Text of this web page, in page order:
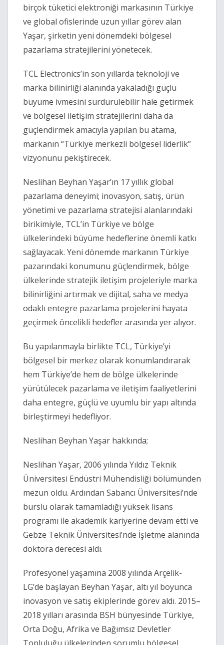
birçok tüketici elektroniği markasının Türkiye
ve global ofislerinde uzun yıllar görev alan
Yaşar, şirketin yeni dönemdeki bölgesel
pazarlama stratejilerini yönetecek.
TCL Electronics’in son yıllarda teknoloji ve
marka bilinirliği alanında yakaladığı güçlü
büyüme ivmesini sürdürülebilir hale getirmek
ve bölgesel iletişim stratejilerini daha da
güçlendirmek amacıyla yapılan bu atama,
markanın “Türkiye merkezli bölgesel liderlik”
vizyonunu pekiştirecek.
Neslihan Beyhan Yaşar’ın 17 yıllık global
pazarlama deneyimi; inovasyon, satış, ürün
yönetimi ve pazarlama stratejisi alanlarındaki
birikimiyle, TCL’in Türkiye ve bölge
ülkelerindeki büyüme hedeflerine önemli katkı
sağlayacak. Yeni dönemde markanın Türkiye
pazarındaki konumunu güçlendirmek, bölge
ülkelerinde stratejik iletişim projeleriyle marka
bilinirliğini artırmak ve dijital, saha ve medya
odaklı entegre pazarlama projelerini hayata
geçirmek öncelikli hedefler arasında yer alıyor.
Bu yapılanmayla birlikte TCL, Türkiye’yi
bölgesel bir merkez olarak konumlandırarak
hem Türkiye’de hem de bölge ülkelerinde
yürütülecek pazarlama ve iletişim faaliyetlerini
daha entegre, güçlü ve uyumlu bir yapı altında
birleştirmeyi hedefliyor.
Neslihan Beyhan Yaşar hakkında;
Neslihan Yaşar, 2006 yılında Yıldız Teknik
Üniversitesi Endüstri Mühendisliği bölümünden
mezun oldu. Ardından Sabancı Üniversitesi’nde
burslu olarak tamamladığı yüksek lisans
programı ile akademik kariyerine devam etti ve
Gebze Teknik Üniversitesi’nde İşletme alanında
doktora derecesi aldı.
Profesyonel yaşamına 2008 yılında Arçelik-
LG’de başlayan Beyhan Yaşar, altı yıl boyunca
inovasyon ve satış ekiplerinde görev aldı. 2015–
2018 yılları arasında BSH bünyesinde Türkiye,
Orta Doğu, Afrika ve Bağımsız Devletler